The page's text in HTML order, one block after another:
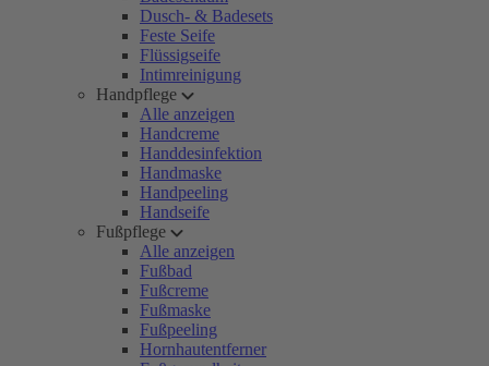
Dusch- & Badesets
Feste Seife
Flüssigseife
Intimreinigung
Handpflege
Alle anzeigen
Handcreme
Handdesinfektion
Handmaske
Handpeeling
Handseife
Fußpflege
Alle anzeigen
Fußbad
Fußcreme
Fußmaske
Fußpeeling
Hornhautentferner